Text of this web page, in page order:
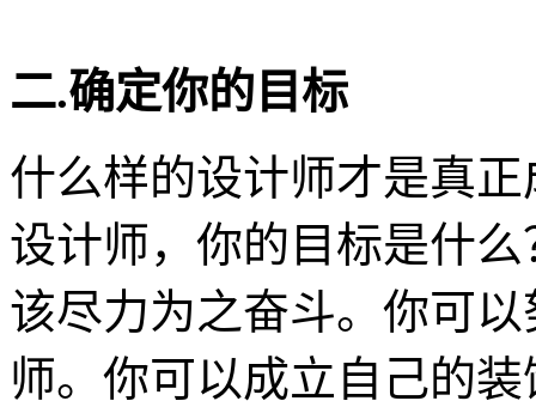
二.确定你的目标
什么样的设计师才是真
设计师，你的目标是什
该尽力为之奋斗。你可
师。你可以成立自己的